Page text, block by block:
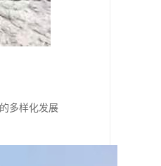
多样化发展